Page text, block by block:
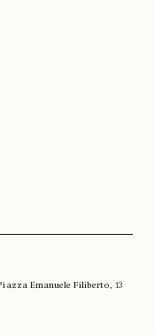
Emanuele Filiberto, 13